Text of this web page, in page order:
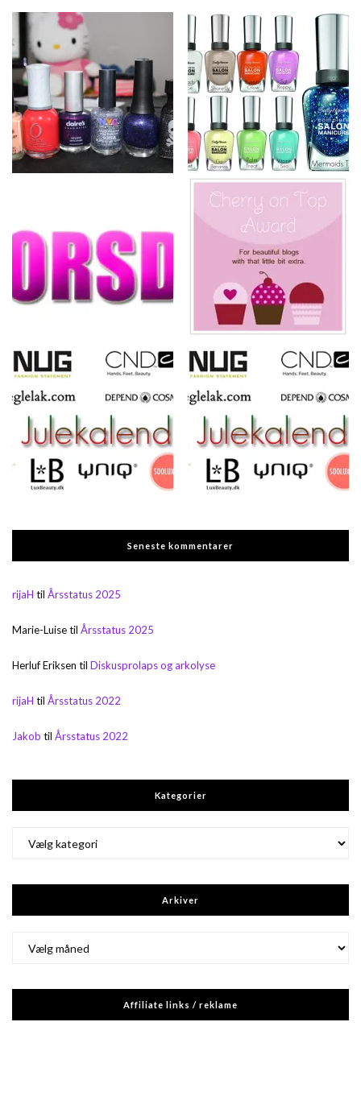
Seneste kommentarer
rijaH til Årsstatus 2025
Marie-Luisetil Årsstatus 2025
Herluf Eriksen til Diskusprolaps og arkolyse
rijaH til Årsstatus 2022
Jakob til Årsstatus 2022
Kategorier
Arkiver
Affiliate links / reklame